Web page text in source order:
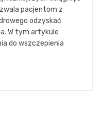
pacjentom z
odzyskać
W tym artykule
do wszczepienia